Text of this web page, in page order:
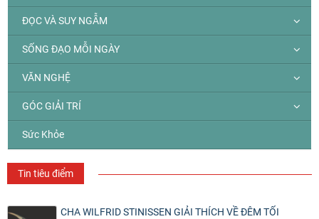
ĐỌC VÀ SUY NGẪM
SỐNG ĐẠO MỖI NGÀY
VĂN NGHỆ
GÓC GIẢI TRÍ
Sức Khỏe
Tin tiêu điểm
CHA WILFRID STINISSEN GIẢI THÍCH VỀ ĐÊM TỐI